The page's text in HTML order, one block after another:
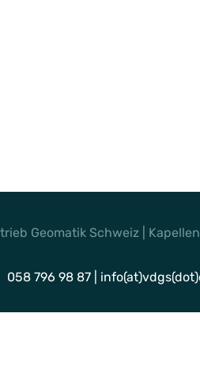
Geomatik Schweiz |
058 796 98 87|